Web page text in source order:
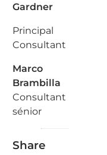
Gardner
Principal
Consultant
Marco
Brambilla
Consultant
sénior
Share